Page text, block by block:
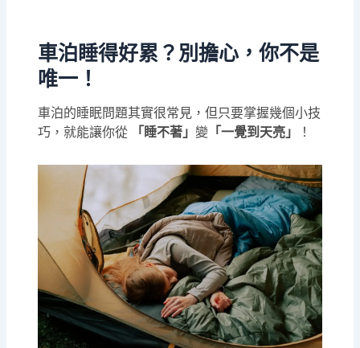
車泊睡得好累？ 別擔心，你不是
唯一！
車泊的睡眠問題其實很常見，但只要掌握幾個小技
巧，就能讓你從
「睡不著」 變 「一覺到天亮」 ！